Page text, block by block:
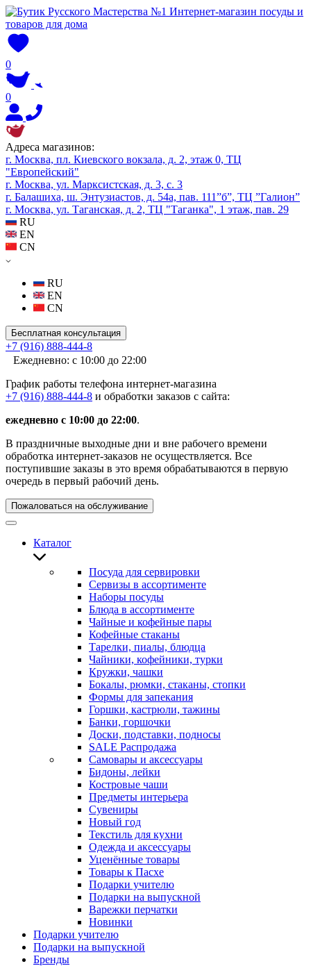
0
0
Адреса магазинов:
г. Москва, пл. Киевского вокзала, д. 2, этаж 0, ТЦ
"Европейский"
г. Москва, ул. Марксистская, д. 3, с. 3
г. Балашиха, ш. Энтузиастов, д. 54а, пав. 111”б”, ТЦ ”Галион”
г. Москва, ул. Таганская, д. 2, ТЦ "Таганка", 1 этаж, пав. 29
RU
EN
CN
RU
EN
CN
Бесплатная консультация
+7 (916) 888-444-8
Ежедневно: с 10:00 до 22:00
График работы телефона интернет-магазина
+7 (916) 888-444-8 и обработки заказов с сайта:
ежедневно с 10:00 до 22:00.
В праздничные выходные дни и вне рабочего времени
обработка интернет-заказов не осуществляется. Все
поступившие заказы в это время обрабатываются в первую
очередь в первый рабочий день.
Пожаловаться на обслуживание
Каталог
Посуда для сервировки
Сервизы в ассортименте
Наборы посуды
Блюда в ассортименте
Чайные и кофейные пары
Кофейные стаканы
Тарелки, пиалы, блюдца
Чайники, кофейники, турки
Кружки, чашки
Бокалы, рюмки, стаканы, стопки
Формы для запекания
Горшки, кастрюли, тажины
Банки, горшочки
Доски, подставки, подносы
SALE Распродажа
Самовары и аксессуары
Бидоны, лейки
Костровые чаши
Предметы интерьера
Сувениры
Новый год
Текстиль для кухни
Одежда и аксессуары
Уценённые товары
Товары к Пасхе
Подарки учителю
Подарки на выпускной
Варежки перчатки
Новинки
Подарки учителю
Подарки на выпускной
Бренды